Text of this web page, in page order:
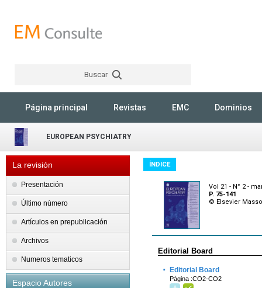
Buscar
Página principal Revistas EMC Dominios
EUROPEAN PSYCHIATRY
La revisión
Presentación
Último número
Artículos en prepublicación
Archivos
Numeros tematicos
Espacio Autores
ÍNDICE
Vol 21 - N° 2 -
P. 75-141
© Elsevier
Editorial Board
· Editorial Board
Página :CO2-CO2